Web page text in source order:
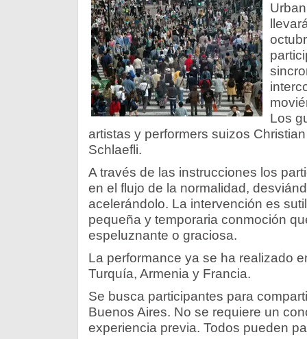
Los
artistas y performers suizos
Schlaefli.
A través de las instrucciones los
en el flujo de la normalidad,
acelerándolo. La intervención es
pequeña y temporaria conmoción
espeluznante o graciosa.
La performance ya se ha realizado
Turquía, Armenia y Francia.
Se busca participantes para
Buenos Aires. No se requiere un
experiencia previa. Todos pueden